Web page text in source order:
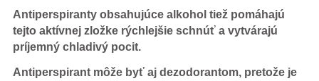
Antiperspiranty obsahujúce alkohol tiež pomáhajú
tejto aktívnej zložke rýchlejšie schnúť a vytvárajú
príjemný chladivý pocit.
Antiperspirant môže byť aj dezodorantom, pretože je